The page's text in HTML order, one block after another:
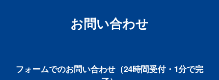
お問い合わせ
フォームでのお問い合わせ（24時間受付・1分で完